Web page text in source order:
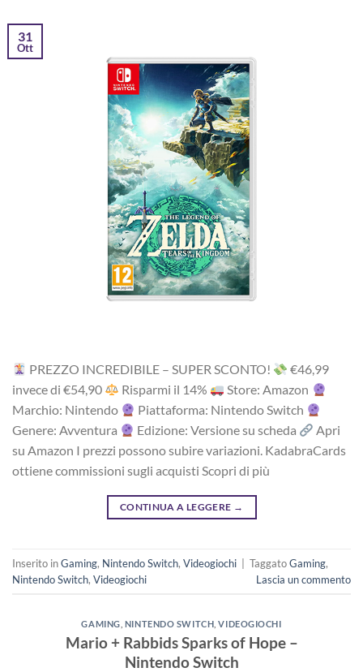
31
Ott
PREZZO INCREDIBILE – SUPER SCONTO!
‎€46,99‎
i‎nv‎ec‎e ‎di‎ €54,90
R‎is‎pa‎rm‎i ‎il‎ 14%
Store: Amazon
Marchio: Nintendo
Piattaforma: Nintendo Switch
Genere: Avventura
Edizione: Versione su scheda
Apri
su Amazon I prezzi possono subire variazioni. KadabraCards
ottiene commissioni sugli acquisti Scopri di più
CONTINUA A LEGGERE →
Inserito inGaming, Nintendo Switch, Videogiochi | TaggatoGaming,
Nintendo Switch, Videogiochi Lascia un commento
GAMING NINTENDO SWITCH ,VIDEOGIOCHI
Mario + Rabbids Sparks of Hope –
Nintendo Switch